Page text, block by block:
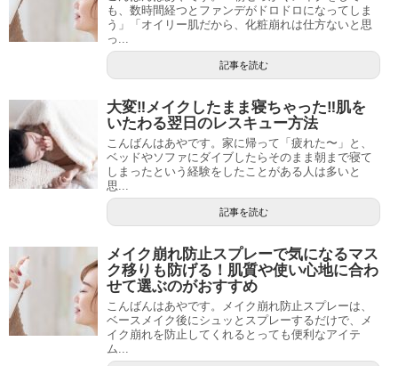
も、数時間経つとファンデがドロドロになってしま
う」「オイリー肌だから、化粧崩れは仕方ないと思
っ...
記事を読む
大変‼︎メイクしたまま寝ちゃった‼︎肌を
いたわる翌日のレスキュー方法
こんばんはあやです。家に帰って「疲れた〜」と、
ベッドやソファにダイブしたらそのまま朝まで寝て
しまったという経験をしたことがある人は多いと
思...
記事を読む
メイク崩れ防止スプレーで気になるマス
ク移りも防げる！肌質や使い心地に合わ
せて選ぶのがおすすめ
こんばんはあやです。メイク崩れ防止スプレーは、
ベースメイク後にシュッとスプレーするだけで、メ
イク崩れを防止してくれるとっても便利なアイテ
ム...